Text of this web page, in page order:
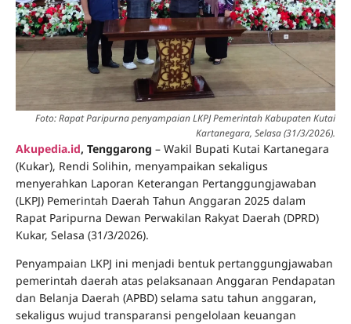
Foto: Rapat Paripurna penyampaian LKPJ Pemerintah Kabupaten Kutai
Kartanegara, Selasa (31/3/2026).
Akupedia.id, Tenggarong – Wakil Bupati Kutai Kartanegara
(Kukar), Rendi Solihin, menyampaikan sekaligus
menyerahkan Laporan Keterangan Pertanggungjawaban
(LKPJ) Pemerintah Daerah Tahun Anggaran 2025 dalam
Rapat Paripurna Dewan Perwakilan Rakyat Daerah (DPRD)
Kukar, Selasa (31/3/2026).
Penyampaian LKPJ ini menjadi bentuk pertanggungjawaban
pemerintah daerah atas pelaksanaan Anggaran Pendapatan
dan Belanja Daerah (APBD) selama satu tahun anggaran,
sekaligus wujud transparansi pengelolaan keuangan